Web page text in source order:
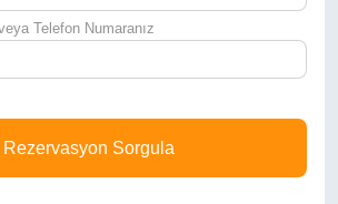
Telefon Numaranız
Rezervasyon Sorgula